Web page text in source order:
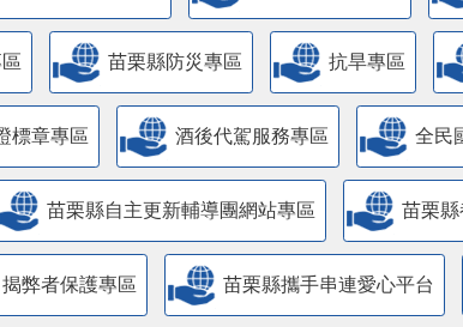
苗栗縣防災專區 抗旱專區
標章專區 酒後代駕服務專區 全民
苗栗縣自主更新輔導團網站專區 苗栗
揭弊者保護專區 苗栗縣攜手串連愛心平台